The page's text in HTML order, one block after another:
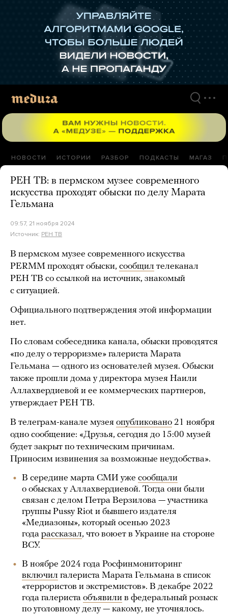
НОВОСТИ ИСТОРИИ РАЗБОР ПОДКАСТЫ МАГАЗ
РЕН ТВ: в пермском музее современного
искусства проходят обыски по делу Марата
Гельмана
09:57, 21 ноября 2024
Источник: РЕН ТВ
В пермском музее современного искусства
PERMM проходят обыски, сообщил телеканал
РЕН ТВ со ссылкой на источник, знакомый
с ситуацией.
Официального подтверждения этой информации
нет.
По словам собеседника канала, обыски проводятся
«по делу о терроризме» галериста Марата
Гельмана — одного из основателей музея. Обыски
также прошли дома у директора музея Наили
Аллахвердиевой и ее коммерческих партнеров,
утверждает РЕН ТВ.
В телеграм-канале музея опубликовано 21 ноября
одно сообщение: «Друзья, сегодня до 15:00 музей
будет закрыт по техническим причинам.
Приносим извинения за возможные неудобства».
В середине марта СМИ уже сообщали
о обысках у Аллахвердиевой. Тогда они были
связан с делом Петра Верзилова — участника
группы Pussy Riot и бывшего издателя
«Медиазоны», который осенью 2023
года рассказал, что воюет в Украине на стороне
ВСУ.
В ноябре 2024 года Росфинмониторинг
включил галериста Марата Гельмана в список
«террористов и экстремистов». В декабре 2022
года галериста объявили в федеральный розыск
по уголовному делу — какому, не уточнялось.